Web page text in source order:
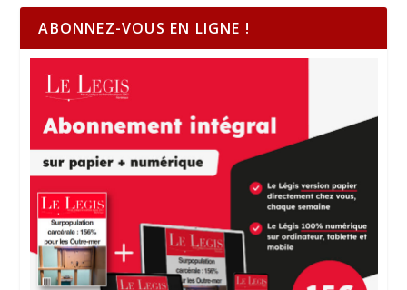
ABONNEZ-VOUS EN LIGNE !